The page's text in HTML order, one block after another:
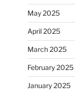
May 2025
April 2025
March 2025
February 2025
January 2025